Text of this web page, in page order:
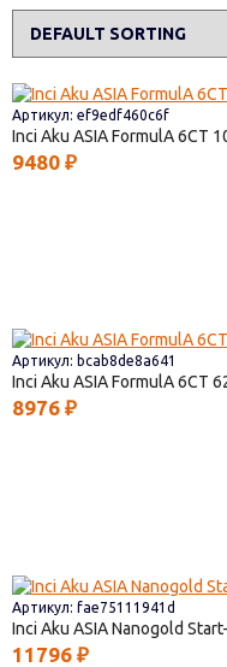
Артикул: ef9edf460c6f
Inci Aku ASIA FormulА 6СТ
9480 ₽
Артикул: bcab8de8a641
Inci Aku ASIA FormulА 6СТ
8976 ₽
Артикул: fae75111941d
Inci Aku ASIA Nanogold
11796 ₽